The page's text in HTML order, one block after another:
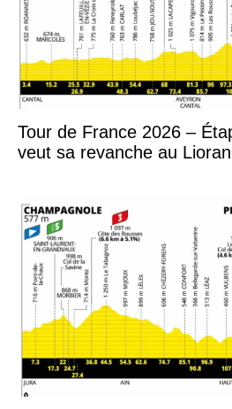
Tour de France 2026 –
veut sa revanche au